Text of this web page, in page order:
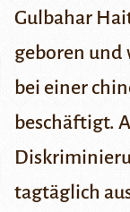
Gulbahar
geboren und
bei einer
beschäftigt.
tagtäglich